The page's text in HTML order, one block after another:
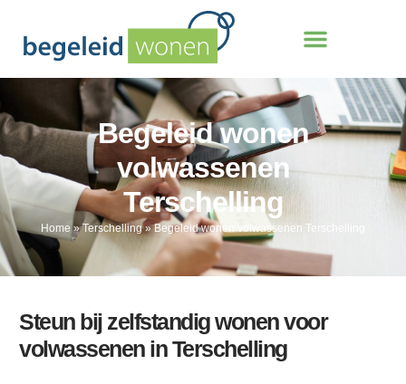
Begeleid wonen
volwassenen
Terschelling
Home »Terschelling»Begeleid wonen volwassenen Terschelling
Steun bij zelfstandig wonen voor
volwassenen in Terschelling